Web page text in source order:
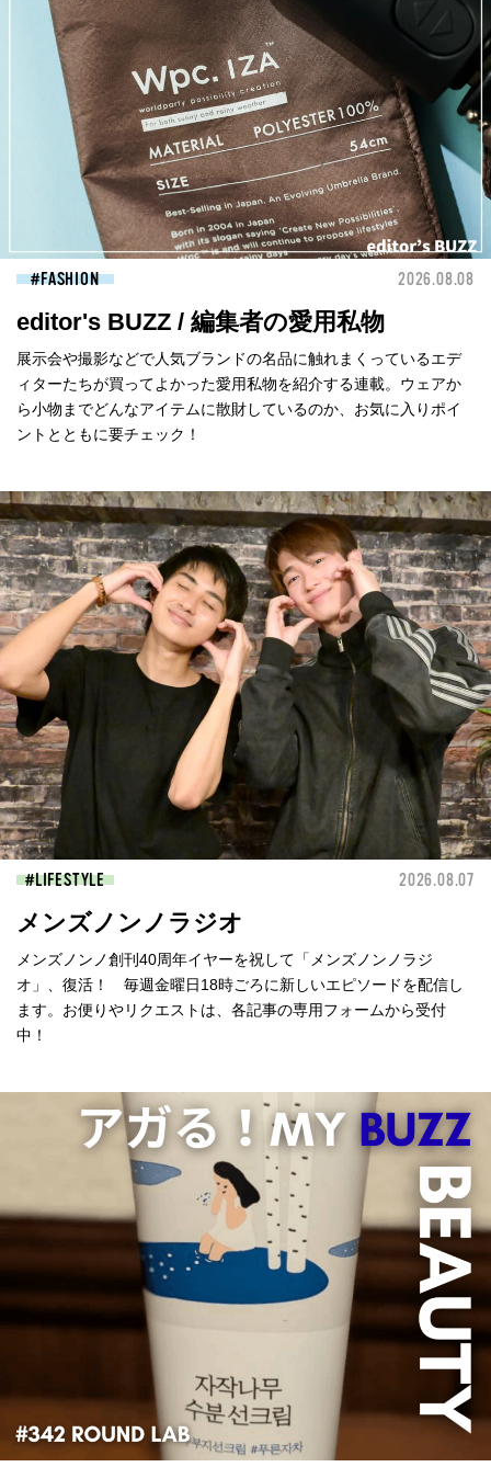
FASHION 2026.08.08
editor's BUZZ / 編集者の愛用私物
展示会や撮影などで人気ブランドの名品に触れまくっているエデ
ィターたちが買ってよかった愛用私物を紹介する連載。ウェアか
ら小物までどんなアイテムに散財しているのか、お気に入りポイ
ントとともに要チェック！
LIFESTYLE 2026.08.07
メンズノンノラジオ
メンズノンノ創刊40周年イヤーを祝して「メンズノンノラジ
オ」、復活！ 毎週金曜日18時ごろに新しいエピソードを配信し
ます。お便りやリクエストは、各記事の専用フォームから受付
中！